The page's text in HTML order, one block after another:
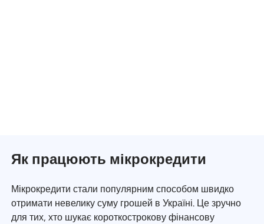
Як працюють мікрокредити
Мікрокредити стали популярним способом швидко
отримати невелику суму грошей в Україні. Це зручно
для тих, хто шукає короткострокову фінансову